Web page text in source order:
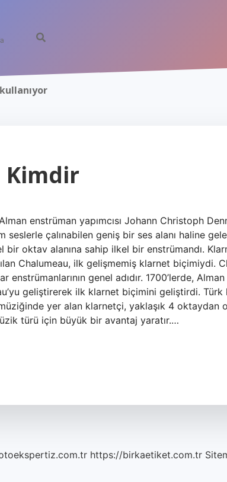
Kimdir
enstrüman yapımcısı Johann Christoph
çalınabilen geniş bir ses alanı haline
oktav alanına sahip ilkel bir enstrümandı.
Chalumeau, ilk gelişmemiş klarnet biçimiydi.
genel adıdır. 1700’lerde, Alman
geliştirerek ilk klarnet biçimini geliştirdi. Türk
yer alan klarnetçi, yaklaşık 4 oktaydan
türü için büyük bir avantaj yaratır.…
https://birkaetiket.com.tr